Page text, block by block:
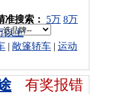
型搜索：
准搜索： 5万 8万
以上
| 敞篷轿车 | 运动
有奖报错